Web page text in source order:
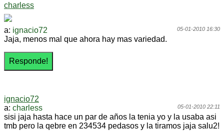
charless
05-01-2010 16:30
a: ignacio72
Jaja, menos mal que ahora hay mas variedad.
ignacio72
05-01-2010 22:11
a: charless
sisi jaja hasta hace un par de años la tenia yo y la usaba asi
tmb pero la qebre en 234534 pedasos y la tiramos jaja salu2!